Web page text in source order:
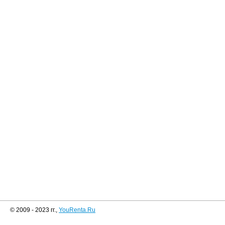
© 2009 - 2023 гг., YouRenta.Ru